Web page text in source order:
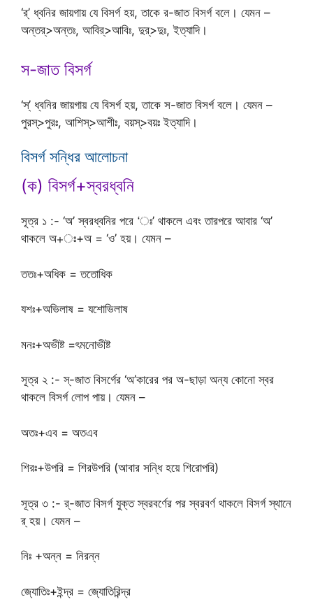
‘র্’ ধ্বনির জায়গায় যে বিসর্গ হয়, তাকে র-জাত বিসর্গ বলে। যেমন –
অন্তর্>অন্তঃ, আবির্>আবিঃ, দুর্>দুঃ, ইত্যাদি।
স-জাত বিসর্গ
‘স্’ ধ্বনির জায়গায় যে বিসর্গ হয়, তাকে স-জাত বিসর্গ বলে। যেমন –
পুরস্>পুরঃ, আশিস্>আশীঃ, বয়স্>বয়ঃ ইত্যাদি।
বিসর্গ সন্ধির আলোচনা
(ক) বিসর্গ+স্বরধ্বনি
সূত্র ১ :- ‘অ’ স্বরধ্বনির পরে ‘ঃ’ থাকলে এবং তারপরে আবার ‘অ’
থাকলে অ+ঃ+অ = ‘ও’ হয়। যেমন –
ততঃ+অধিক = ততোধিক
যশঃ+অভিলাষ = যশোভিলাষ
মনঃ+অভীষ্ট =ৎমনোভীষ্ট
সূত্র ২ :- স্-জাত বিসর্গের ‘অ’কারের পর অ-ছাড়া অন্য কোনো স্বর
থাকলে বিসর্গ লোপ পায়। যেমন –
অতঃ+এব = অতএব
শিরঃ+উপরি = শিরউপরি (আবার সন্ধি হয়ে শিরোপরি)
সূত্র ৩ :- র্-জাত বিসর্গ যুক্ত স্বরবর্ণের পর স্বরবর্ণ থাকলে বিসর্গ স্থানে
র্ হয়। যেমন –
নিঃ +অন্ন = নিরন্ন
জ্যোতিঃ+ইন্দ্র = জ্যোতিরিন্দ্র